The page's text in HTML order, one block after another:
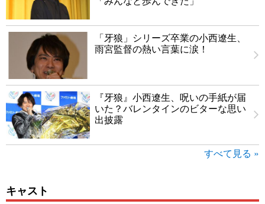
「牙狼」シリーズ卒業の小西遼生、
雨宮監督の熱い言葉に涙！
『牙狼』小西遼生、呪いの手紙が届
いた？バレンタインのビターな思い
出披露
すべて見る »
キャスト